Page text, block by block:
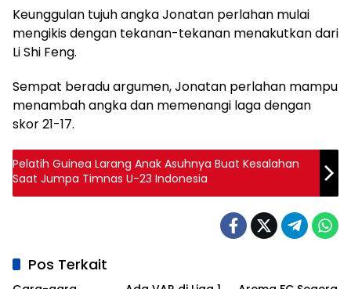
Keunggulan tujuh angka Jonatan perlahan mulai
mengikis dengan tekanan-tekanan menakutkan dari
Li Shi Feng.
Sempat beradu argumen, Jonatan perlahan mampu
menambah angka dan memenangi laga dengan
skor 21-17.
Pelatih Guinea Larang Anak Asuhnya Buat Kesalahan
Saat Jumpa Timnas U-23 Indonesia
Pos Terkait